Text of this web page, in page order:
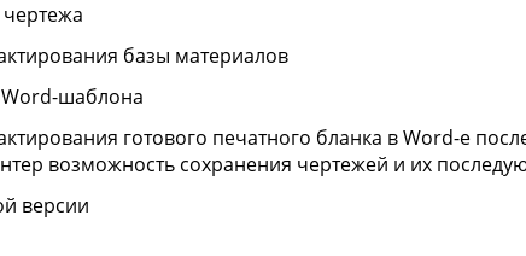
чертежа
базы материалов
Word-шаблона
готового печатного бланка в Word-е
возможность сохранения чертежей и их
версии